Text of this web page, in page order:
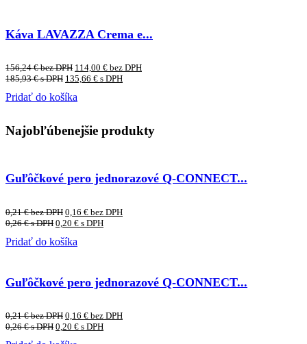
Káva LAVAZZA Crema e...
156,24€bez DPH 114,00 € bez DPH
185,93€s DPH 135,66 € s DPH
Pridať do košíka
Najobľúbenejšie produkty
Guľôčkové pero jednorazové Q-CONNECT...
0,21€bez DPH 0,16 € bez DPH
0,26€s DPH 0,20 € s DPH
Pridať do košíka
Guľôčkové pero jednorazové Q-CONNECT...
0,21€bez DPH 0,16 € bez DPH
0,26€s DPH 0,20 € s DPH